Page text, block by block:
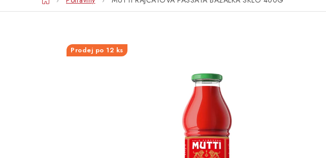
Prodej po 12 ks